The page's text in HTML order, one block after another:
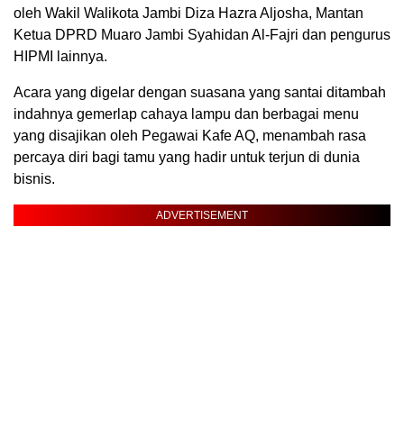
oleh Wakil Walikota Jambi Diza Hazra Aljosha, Mantan
Ketua DPRD Muaro Jambi Syahidan Al-Fajri dan pengurus
HIPMI lainnya.
Acara yang digelar dengan suasana yang santai ditambah
indahnya gemerlap cahaya lampu dan berbagai menu
yang disajikan oleh Pegawai Kafe AQ, menambah rasa
percaya diri bagi tamu yang hadir untuk terjun di dunia
bisnis.
ADVERTISEMENT